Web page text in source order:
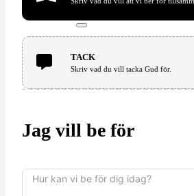
TACK
Skriv vad du vill tacka Gud för.
Jag vill be för